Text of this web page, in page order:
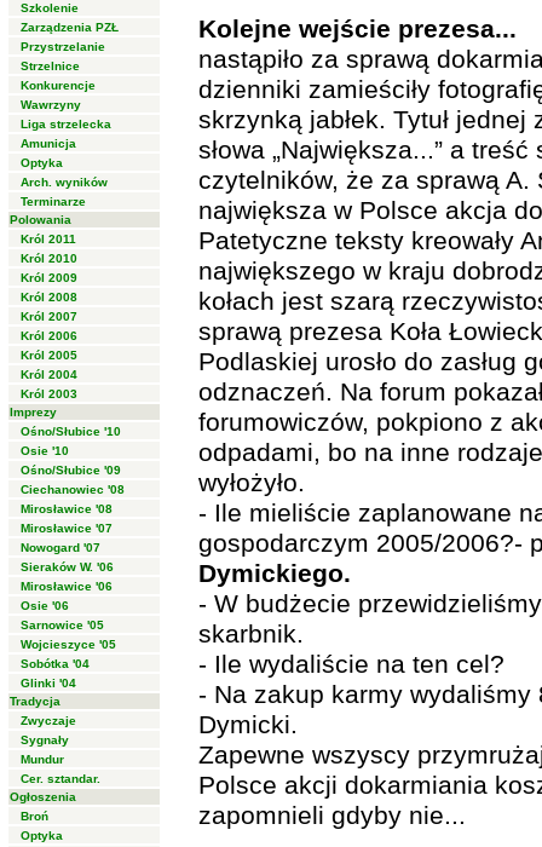
Szkolenie
Zarządzenia PZŁ
Przystrzelanie
Strzelnice
Konkurencje
Wawrzyny
Liga strzelecka
Amunicja
Optyka
Arch. wyników
Terminarze
Polowania
Król 2011
Król 2010
Król 2009
Król 2008
Król 2007
Król 2006
Król 2005
Król 2004
Król 2003
Imprezy
Ośno/Słubice '10
Osie '10
Ośno/Słubice '09
Ciechanowiec '08
Mirosławice '08
Mirosławice '07
Nowogard '07
Sieraków W. '06
Mirosławice '06
Osie '06
Sarnowice '05
Wojcieszyce '05
Sobótka '04
Glinki '04
Tradycja
Zwyczaje
Sygnały
Mundur
Cer. sztandar.
Ogłoszenia
Broń
Optyka
Kolejne wejście prezesa...
nastąpiło za sprawą
dzienniki zamieściły
skrzynką jabłek. Tytuł
słowa „Największa...” a
czytelników, że za sprawą A.
największa w Polsce akcja
Patetyczne teksty kreowały
największego w kraju
kołach jest szarą
sprawą prezesa Koła
Podlaskiej urosło do zasług
odznaczeń. Na forum
forumowiczów, pokpiono z
odpadami, bo na inne
wyłożyło.
- Ile mieliście zaplanowane
gospodarczym 2005/2006?-
Dymickiego.
- W budżecie
skarbnik.
- Ile wydaliście na ten cel?
- Na zakup karmy wydaliśmy
Dymicki.
Zapewne wszyscy
Polsce akcji dokarmiania
zapomnieli gdyby nie...